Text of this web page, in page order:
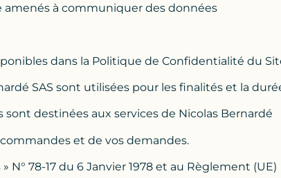
amenés à communiquer des données
dans la Politique de Confidentialité du
SAS sont utilisées pour les finalités et la
destinées aux services de Nicolas Bernardé
et de vos demandes.
78-17 du 6 Janvier 1978 et au Règlement (UE)